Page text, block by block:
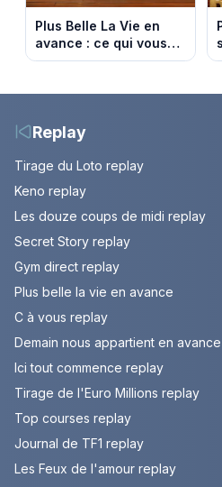
Plus Belle La Vie en
avance : ce qui vous
attend la semaine du
(spoiler)
Replay
Tirage du Loto replay
Keno replay
Les douze coups de midi replay
Secret Story replay
Gym direct replay
Plus belle la vie en avance
C à vous replay
Demain nous appartient en avance
Ici tout commence replay
Tirage de l'Euro Millions replay
Top courses replay
Journal de TF1 replay
Les Feux de l'amour replay